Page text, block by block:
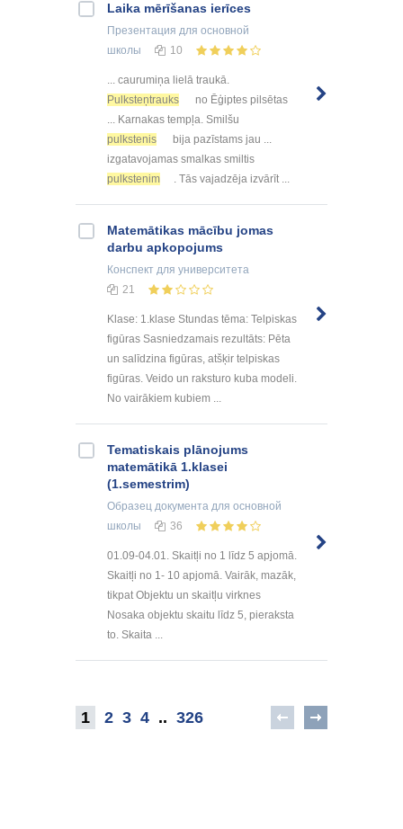
Laika mērīšanas ierīces
Презентация для основной
школы
10
... caurumiņa lielā traukā.
Pulksteņtrauks
no Ēģiptes pilsētas
... Karnakas tempļa. Smilšu
pulkstenis
bija pazīstams jau ...
izgatavojamas smalkas smiltis
pulkstenim
. Tās vajadzēja izvārīt ...
Matemātikas mācību jomas
darbu apkopojums
Конспект для университета
21
Klase: 1.klase Stundas tēma: Telpiskas
figūras Sasniedzamais rezultāts: Pēta
un salīdzina figūras, atšķir telpiskas
figūras. Veido un raksturo kuba modeli.
No vairākiem kubiem ...
Tematiskais plānojums
matemātikā 1.klasei
(1.semestrim)
Образец документа для основной
школы
36
01.09-04.01. Skaitļi no 1 līdz 5 apjomā.
Skaitļi no 1- 10 apjomā. Vairāk, mazāk,
tikpat Objektu un skaitļu virknes
Nosaka objektu skaitu līdz 5, pieraksta
to. Skaita ...
1 2 3 4 .. 326